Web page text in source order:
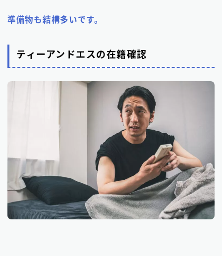
準備物も結構多いです。
ティーアンドエスの在籍確認